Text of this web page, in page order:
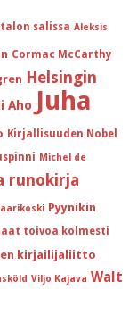
salissa Aleksis
Cormac McCarthy
Helsingin
Aho Juha
Kirjallisuuden Nobel
Michel de
runokirja
Pyynikin
toivoa kolmesti
kirjailijaliitto
Viljo Kajava Walt